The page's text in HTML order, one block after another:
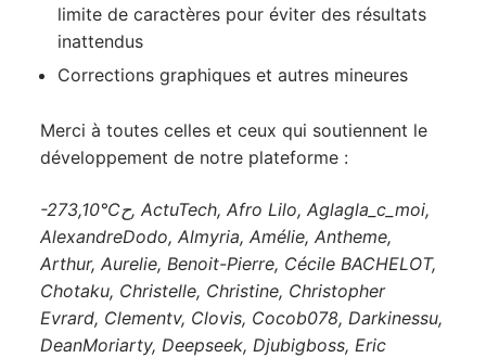
limite de caractères pour éviter des résultats
inattendus
Corrections graphiques et autres mineures
Merci à toutes celles et ceux qui soutiennent le
développement de notre plateforme :
-273,10°Cح, ActuTech, Afro Lilo, Aglagla_c_moi,
AlexandreDodo, Almyria, Amélie, Antheme,
Arthur, Aurelie, Benoit-Pierre, Cécile BACHELOT,
Chotaku, Christelle, Christine, Christopher
Evrard, Clementv, Clovis, Cocob078, Darkinessu,
DeanMoriarty, Deepseek, Djubigboss, Eric